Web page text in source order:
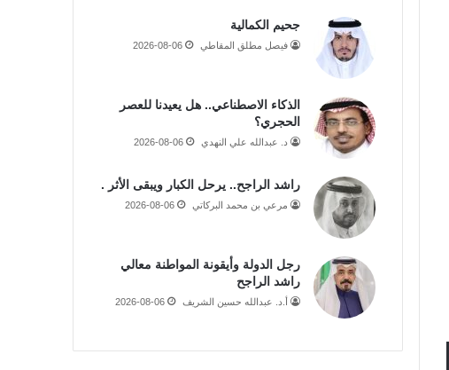
جحيم الكمالية
فيصل مطلق المقاطي 2026-08-06
الذكاء الاصطناعي.. هل يعيدنا للعصر
الحجري؟
د. عبدالله علي النهدي 2026-08-06
راشد الراجح.. يرحل الكبار ويبقى الأثر .
مرعي بن محمد البركاتي 2026-08-06
رجل الدولة وأيقونة المواطنة معالي
راشد الراجح
أ.د. عبدالله حسين الشريف 2026-08-06